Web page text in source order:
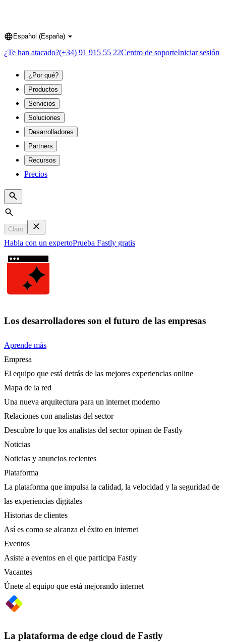
Language
Español (España)
¿Te han atacado?(+34) 91 915 55 22Centro de soporteIniciar sesión
¿Por qué?
Productos
Servicios
Soluciones
Desarrolladores
Partners
Recursos
Precios
Search
Claro
Habla con un expertoPrueba Fastly gratis
Los desarrolladores son el futuro de las empresas
Aprende más
Empresa
El equipo que está detrás de las mejores experiencias online
Mapa de la red
Una nueva arquitectura para un internet moderno
Relaciones con analistas del sector
Descubre lo que los analistas del sector opinan de Fastly
Noticias
Noticias y anuncios recientes
Plataforma
La plataforma que impulsa la calidad, la velocidad y la seguridad de
las experiencias digitales
Historias de clientes
Así es como se alcanza el éxito en internet
Eventos
Asiste a eventos en el que participa Fastly
Vacantes
Únete al equipo que está mejorando internet
La plataforma de edge cloud de Fastly